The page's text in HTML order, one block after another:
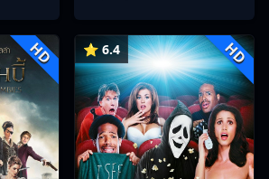
HD ⭐ 6.4 HD